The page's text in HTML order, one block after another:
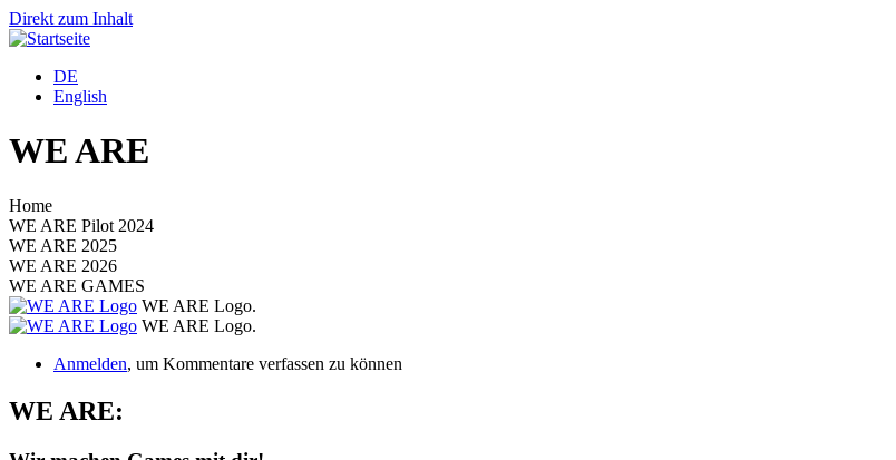
Direkt zum Inhalt
DE
English
WE ARE
Home
WE ARE Pilot 2024
WE ARE 2025
WE ARE 2026
WE ARE GAMES
WE ARE Logo.
WE ARE Logo.
Anmelden, um Kommentare verfassen zu können
WE ARE: